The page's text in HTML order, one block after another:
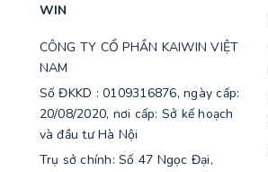
WIN
CÔNG TY CỔ PHẦN KAIWIN VIỆT
NAM
Số ĐKKD : 0109316876, ngày cấp:
20/08/2020, nơi cấp: Sở kế hoạch
và đầu tư Hà Nội
Trụ sở chính: Số 47 Ngọc Đại,